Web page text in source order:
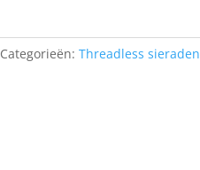
Categorieën: Threadless sieraden